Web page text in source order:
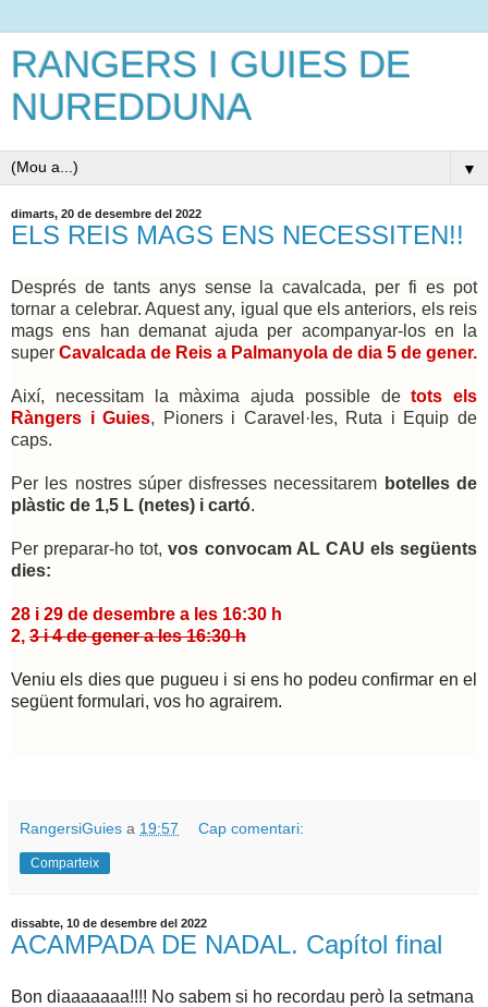
RANGERS I GUIES DE
NUREDDUNA
▼
dimarts, 20 de desembre del 2022
ELS REIS MAGS ENS NECESSITEN!!
Després de tants anys sense la cavalcada, per fi es pot
tornar a celebrar. Aquest any, igual que els anteriors, els reis
mags ens han demanat ajuda per acompanyar-los en la
super Cavalcada de Reis a Palmanyola de dia 5 de gener.
Així, necessitam la màxima ajuda possible detots els
Ràngers i Guies, Pioners i Caravel·les, Ruta i Equip de
caps.
Per les nostres súper disfresses necessitarem botelles de
plàstic de 1,5 L (netes) i cartó.
Per preparar-ho tot, vos convocam AL CAU els següents
dies:
28 i 29 de desembre a les 16:30 h
2, 3 i 4 de gener a les 16:30 h
Veniu els dies que pugueu i si ens ho podeu confirmar en el
següent formulari, vos ho agrairem.
RangersiGuies a 19:57 Cap comentari:
Comparteix
dissabte, 10 de desembre del 2022
ACAMPADA DE NADAL. Capítol final
Bon diaaaaaaa!!!! No sabem si ho recordau però la setmana